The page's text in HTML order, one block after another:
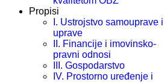
Propisi
I. Ustrojstvo samouprave i
uprave
II. Financije i imovinsko-
pravni odnosi
III. Gospodarstvo
IV. Prostorno uređenje i